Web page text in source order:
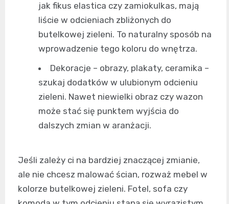
jak fikus elastica czy zamiokulkas, mają
liście w odcieniach zbliżonych do
butelkowej zieleni. To naturalny sposób na
wprowadzenie tego koloru do wnętrza.
Dekoracje – obrazy, plakaty, ceramika –
szukaj dodatków w ulubionym odcieniu
zieleni. Nawet niewielki obraz czy wazon
może stać się punktem wyjścia do
dalszych zmian w aranżacji.
Jeśli zależy ci na bardziej znaczącej zmianie,
ale nie chcesz malować ścian, rozważ mebel w
kolorze butelkowej zieleni. Fotel, sofa czy